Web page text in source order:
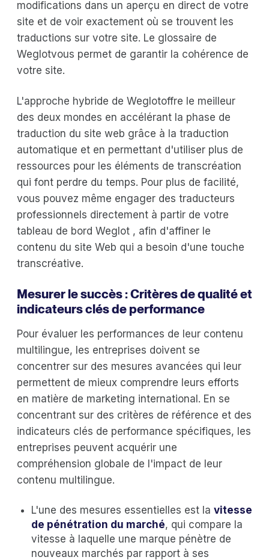
modifications dans un aperçu en direct de votre
site et de voir exactement où se trouvent les
traductions sur votre site. Le glossaire de
Weglotvous permet de garantir la cohérence de
votre site.
L'approche hybride de Weglotoffre le meilleur
des deux mondes en accélérant la phase de
traduction du site web grâce à la traduction
automatique et en permettant d'utiliser plus de
ressources pour les éléments de transcréation
qui font perdre du temps. Pour plus de facilité,
vous pouvez même engager des traducteurs
professionnels directement à partir de votre
tableau de bord Weglot , afin d'affiner le
contenu du site Web qui a besoin d'une touche
transcréative.
Mesurer le succès : Critères de qualité et
indicateurs clés de performance
Pour évaluer les performances de leur contenu
multilingue, les entreprises doivent se
concentrer sur des mesures avancées qui leur
permettent de mieux comprendre leurs efforts
en matière de marketing international. En se
concentrant sur des critères de référence et des
indicateurs clés de performance spécifiques, les
entreprises peuvent acquérir une
compréhension globale de l'impact de leur
contenu multilingue.
L'une des mesures essentielles est la vitesse
de pénétration du marché, qui compare la
vitesse à laquelle une marque pénètre de
nouveaux marchés par rapport à ses